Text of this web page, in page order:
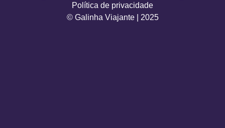
Política de privacidade
© Galinha Viajante | 2025